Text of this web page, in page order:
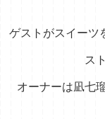
ゲストがスイーツ
ス
オーナーは凪七